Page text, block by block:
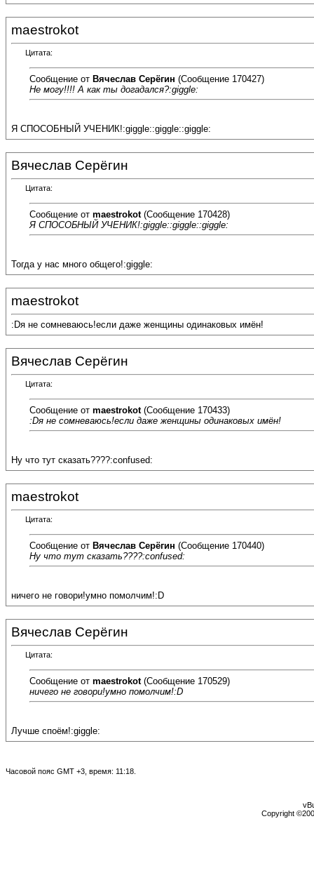
maestrokot
Цитата:
Сообщение от Вячеслав Серёгин (Сообщение 170427)
Не могу!!!! А как ты догадался?:giggle:
Я СПОСОБНЫЙ УЧЕНИК!:giggle::giggle::giggle:
Вячеслав Серёгин
Цитата:
Сообщение от maestrokot(Сообщение 170428)
Я СПОСОБНЫЙ УЧЕНИК!:giggle::giggle::giggle:
Тогда у нас много общего!:giggle:
maestrokot
:Dя не сомневаюсь!если даже женщины одинаковых имён!
Вячеслав Серёгин
Цитата:
Сообщение от maestrokot(Сообщение 170433)
:Dя не сомневаюсь!если даже женщины одинаковых имён!
Ну что тут сказать????:confused:
maestrokot
Цитата:
Сообщение от Вячеслав Серёгин (Сообщение 170440)
Ну что тут сказать????:confused:
ничего не говори!умно помолчим!:D
Вячеслав Серёгин
Цитата:
Сообщение от maestrokot(Сообщение 170529)
ничего не говори!умно помолчим!:D
Лучше споём!:giggle:
Часовой пояс GMT +3, время: 11:18
Copyright